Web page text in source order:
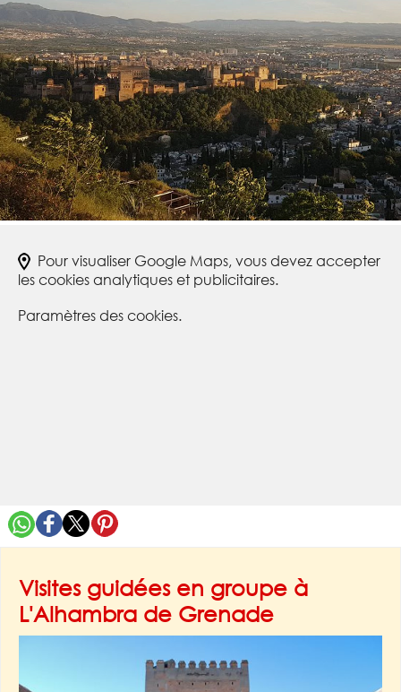
Pour visualiser Google Maps, vous devez accepter
les cookies analytiques et publicitaires.
Paramètres des cookies.
Visites guidées en groupe à
L'Alhambra de Grenade